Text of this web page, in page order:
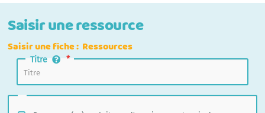
Saisir une ressource
Saisir une fiche : Ressources
Titre